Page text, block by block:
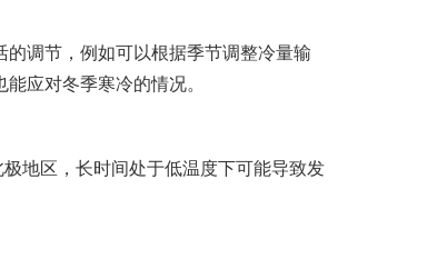
调节，例如可以根据季节调整冷量输
应对冬季寒冷的情况。
地区，长时间处于低温度下可能导致发